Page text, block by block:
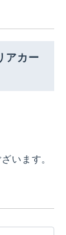
アカー
います。